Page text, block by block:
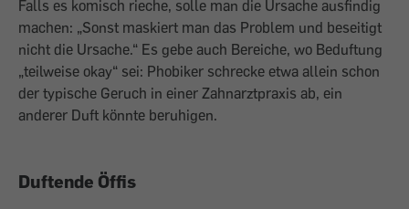
Falls es komisch rieche, solle man die Ursache ausfindig
machen: „Sonst maskiert man das Problem und beseitigt
nicht die Ursache.“ Es gebe auch Bereiche, wo Beduftung
„teilweise okay“ sei: Phobiker schrecke etwa allein schon
der typische Geruch in einer Zahnarztpraxis ab, ein
anderer Duft könnte beruhigen.
Duftende Öffis